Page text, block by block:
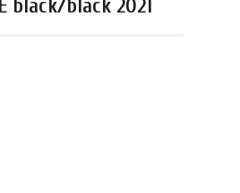
black/black 2021